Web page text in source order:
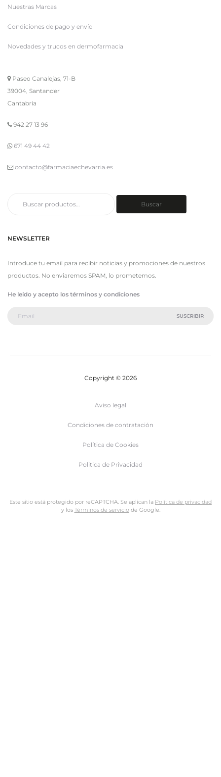
Nuestras Marcas
Condiciones de pago y envío
Novedades y trucos en dermofarmacia
Paseo Canalejas, 71-B
39004, Santander
Cantabria
942 27 13 96
671 49 44 42
contacto@farmaciaechevarria.es
Buscar
NEWSLETTER
Introduce tu email para recibir noticias y promociones de nuestros
productos. No enviaremos SPAM, lo prometemos.
He leído y acepto los términos y condiciones
Copyright © 2026
Aviso legal
Condiciones de contratación
Política de Cookies
Politica de Privacidad
Este sitio está protegido por reCAPTCHA. Se aplican la Política de privacidad
y los Términos de serviciode Google.